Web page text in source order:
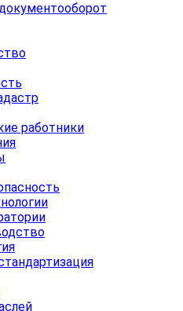
работники